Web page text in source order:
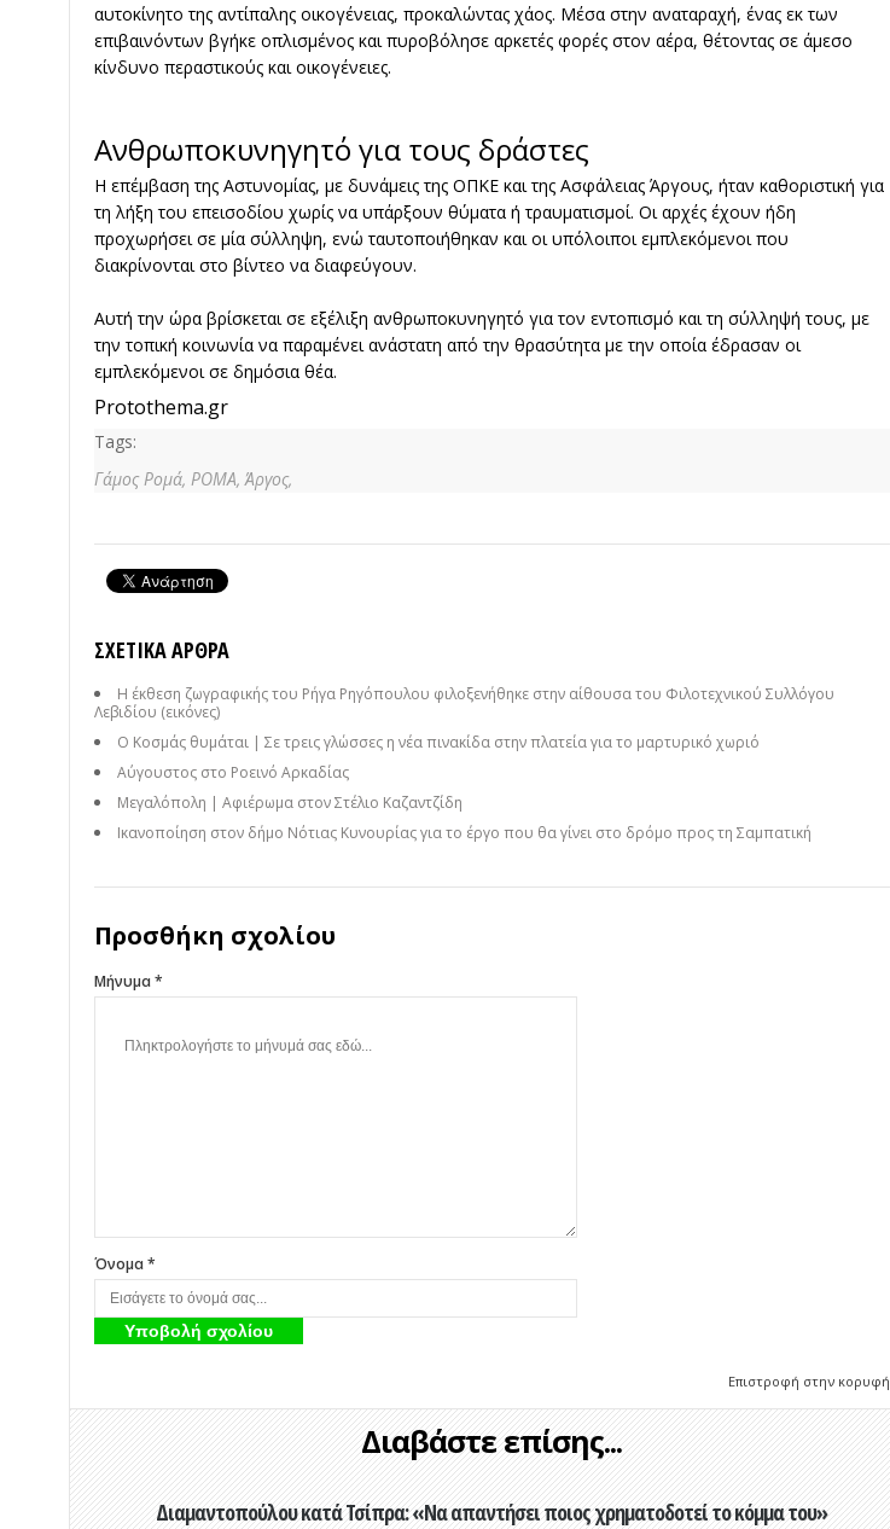
αυτοκίνητο της αντίπαλης οικογένειας, προκαλώντας χάος. Μέσα στην αναταραχή, ένας εκ των
επιβαινόντων βγήκε οπλισμένος και πυροβόλησε αρκετές φορές στον αέρα, θέτοντας σε άμεσο
κίνδυνο περαστικούς και οικογένειες.
Ανθρωποκυνηγητό για τους δράστες
Η επέμβαση της Αστυνομίας, με δυνάμεις της ΟΠΚΕ και της Ασφάλειας Άργους, ήταν καθοριστική για
τη λήξη του επεισοδίου χωρίς να υπάρξουν θύματα ή τραυματισμοί. Οι αρχές έχουν ήδη
προχωρήσει σε μία σύλληψη, ενώ ταυτοποιήθηκαν και οι υπόλοιποι εμπλεκόμενοι που
διακρίνονται στο βίντεο να διαφεύγουν.
Αυτή την ώρα βρίσκεται σε εξέλιξη ανθρωποκυνηγητό για τον εντοπισμό και τη σύλληψή τους, με
την τοπική κοινωνία να παραμένει ανάστατη από την θρασύτητα με την οποία έδρασαν οι
εμπλεκόμενοι σε δημόσια θέα.
Protothema.gr
Tags:
Γάμος Ρομά, ΡΟΜΑ,Άργος,
ΣΧΕΤΙΚΆ ΆΡΘΡΑ
Η έκθεση ζωγραφικής του Ρήγα Ρηγόπουλου φιλοξενήθηκε στην αίθουσα του Φιλοτεχνικού Συλλόγου
Λεβιδίου (εικόνες)
Ο Κοσμάς θυμάται | Σε τρεις γλώσσες η νέα πινακίδα στην πλατεία για το μαρτυρικό χωριό
Αύγουστος στο Ροεινό Αρκαδίας
Μεγαλόπολη | Αφιέρωμα στον Στέλιο Καζαντζίδη
Ικανοποίηση στον δήμο Νότιας Κυνουρίας για το έργο που θα γίνει στο δρόμο προς τη Σαμπατική
Προσθήκη σχολίου
Μήνυμα *
Όνομα *
Επιστροφή στην κορυφή
Διαβάστε επίσης...
Διαμαντοπούλου κατά Τσίπρα: «Να απαντήσει ποιος χρηματοδοτεί το κόμμα του»